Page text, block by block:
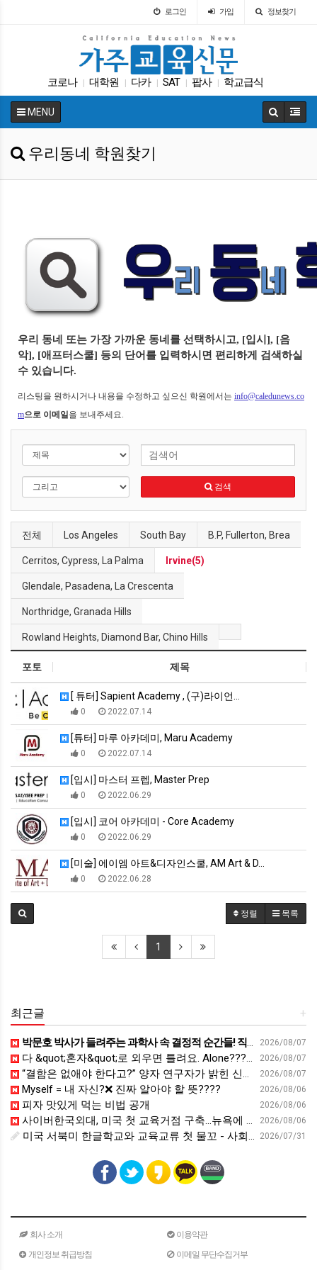
로그인 가입 정보찾기
코로나 대학원 다카 SAT 팝사 학교급식
특별활동 교육구 교육뉴스 ACT
MENU
우리동네 학원찾기
우리 동네 또는 가장 가까운 동네를 선택하시고, [입시], [음
악], [애프터스쿨] 등의 단어를 입력하시면 편리하게 검색하실
수 있습니다.
리스팅을 원하시거나 내용을 수정하고 싶으신 학원에서는 info@caledunews.co
m으로 이메일을 보내주세요.
검색
전체 Los Angeles South Bay B.P, Fullerton, Brea
Cerritos, Cypress, La Palma Irvine(5)
Glendale, Pasadena, La Crescenta
Northridge, Granada Hills
Rowland Heights, Diamond Bar, Chino Hills
포토 제목
[ 튜터] Sapient Academy , (구)라이언…
0 2022.07.14
[튜터] 마루 아카데미, Maru Academy
0 2022.07.14
[입시] 마스터 프렙, Master Prep
0 2022.06.29
[입시] 코어 아카데미 - Core Academy
0 2022.06.29
[미술] 에이엠 아트&디자인스쿨, AM Art & D…
0 2022.06.28
정렬 목록
1
+
최근글
2026/08/07
박문호 박사가 들려주는 과학사 속 결정적 순간들! 직관을 뛰어넘는 과학적 통찰 : 생각하는 청소년을 위한 과학 시리즈 1부(feat.박문호 박사)
2026/08/07
다 &quot;혼자&quot;로 외우면 틀려요. Alone????By myself????On my own
2026/08/07
“결함은 없애야 한다고?” 양자 연구자가 밝힌 신비: 없애려던 흠이 무기가 되는 방법 | 이정현 KIST 양자기술연구단 선임연구원 | 양자 컴퓨터 인생 | 세바시 2121회
2026/08/06
Myself = 내 자신?❌ 진짜 알아야 할 뜻????
2026/08/06
피자 맛있게 먹는 비법 공개
2026/08/06
사이버한국외대, 미국 첫 교육거점 구축…뉴욕에 미주글로벌센터 개소 - 재외동포신문
2026/07/31
미국 서북미 한글학교와 교육교류 첫 물꼬 - 사회적경제뉴스
회사 소개
이용약관
개인정보 취급방침
이메일 무단수집거부